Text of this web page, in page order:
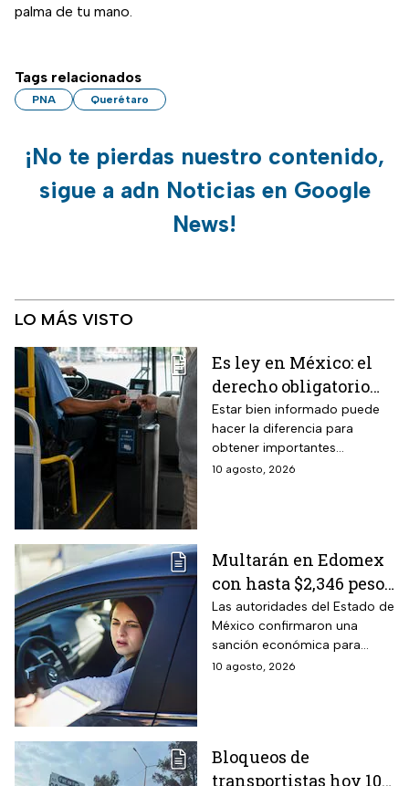
palma de tu mano.
Tags relacionados
PNA Querétaro
¡No te pierdas nuestro contenido,
sigue a adn Noticias en Google
News!
LO MÁS VISTO
Es ley en México: el
derecho obligatorio
que las líneas de
autobús deben
respetar a los adultos
mayores en estas
Estar bien informado puede
hacer la diferencia para
obtener importantes
beneficios que no todos
10 agosto, 2026
Multarán en Edomex
con hasta $2,346 pesos
a todos los
conductores que
realicen esta
peligrosa maniobra en
Las autoridades del Estado de
México confirmaron una
sanción económica para
quienes ponen en riesgo a
10 agosto, 2026
Bloqueos de
transportistas hoy 10